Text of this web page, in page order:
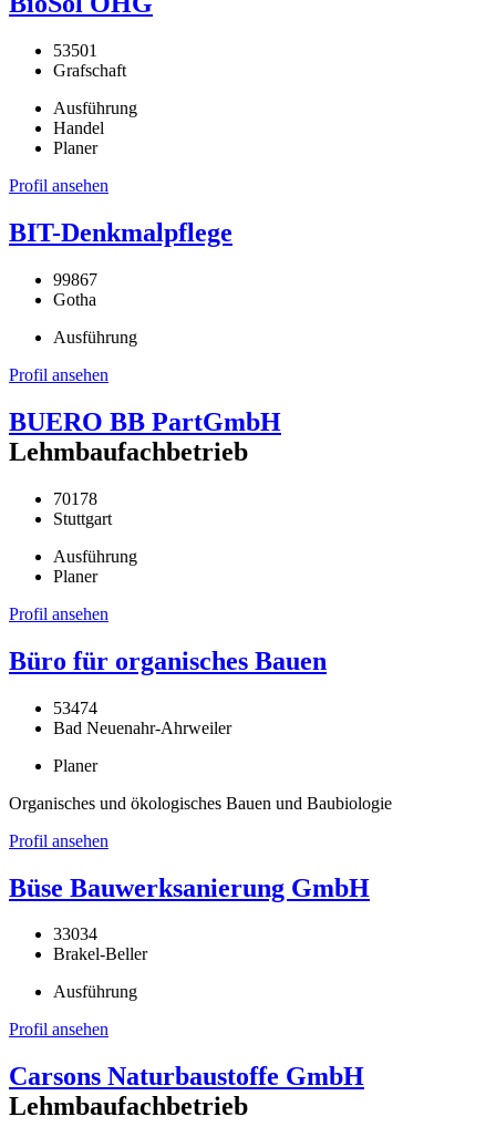
53501
Grafschaft
Ausführung
Handel
Planer
Profil ansehen
BIT-Denkmalpflege
99867
Gotha
Ausführung
Profil ansehen
BUERO BB PartGmbH
Lehmbaufachbetrieb
70178
Stuttgart
Ausführung
Planer
Profil ansehen
Büro für organisches Bauen
53474
Bad Neuenahr-Ahrweiler
Planer
Organisches und ökologisches Bauen und Baubiologie
Profil ansehen
Büse Bauwerksanierung GmbH
33034
Brakel-Beller
Ausführung
Profil ansehen
Carsons Naturbaustoffe GmbH
Lehmbaufachbetrieb